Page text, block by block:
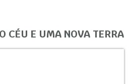
CÉU E UMA NOVA TERRA